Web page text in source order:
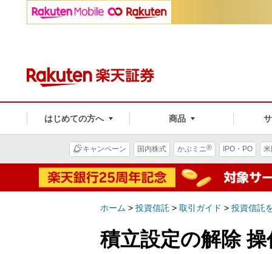
はじめての方へ 商品
キャンペーン 国内株式 かぶミニ® IPO・PO
ホーム > 投資信託 > 取引ガイド > 投資信託
積立設定の解除